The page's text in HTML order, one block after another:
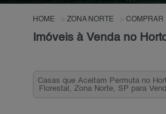
HOME ZONA NORTE COMPRAR
Imóveis à Venda no
Casas que Aceitam Permuta no
Florestal, Zona Norte, SP para